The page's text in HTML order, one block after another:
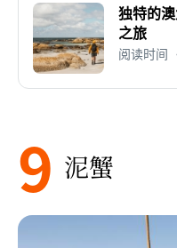
独特的
之旅
阅读时间
9 泥蟹